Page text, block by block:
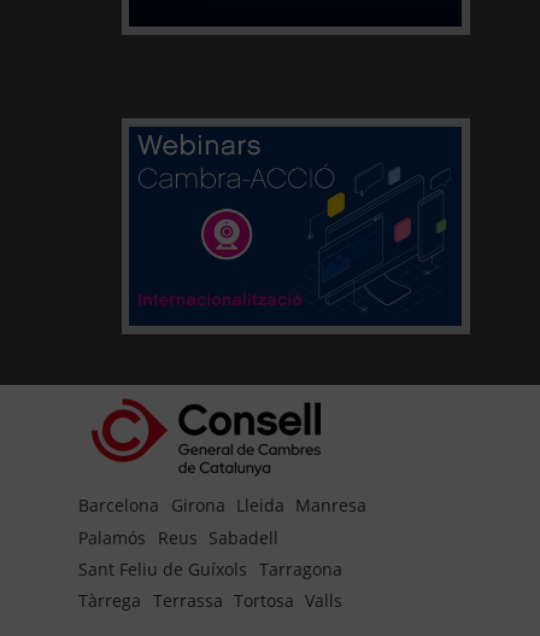
Barcelona Girona Lleida Manresa
Palamós
Reus Sabadell
Sant Feliu de Guíxols Tarragona
Tàrrega Terrassa Tortosa Valls